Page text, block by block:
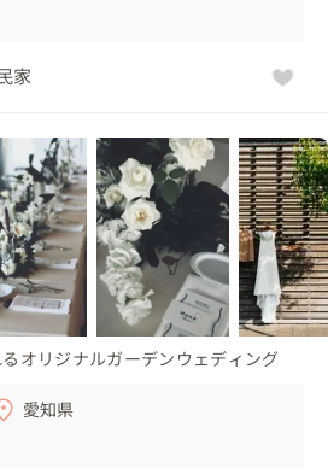
家
オリジナルガーデンウェディング
愛知県